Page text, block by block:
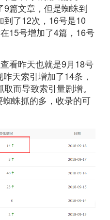
篇文章，但是蜘蛛到
到了12次，16号是10
15号增加了4篇，16号
看昨天也就是9月18号
天索引增加了14条，
而导致索引量剧增。
蛛抓的多，收录的可